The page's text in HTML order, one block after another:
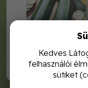
290,-
cukkini black beauty
Kedves
felhasználói
sütiket